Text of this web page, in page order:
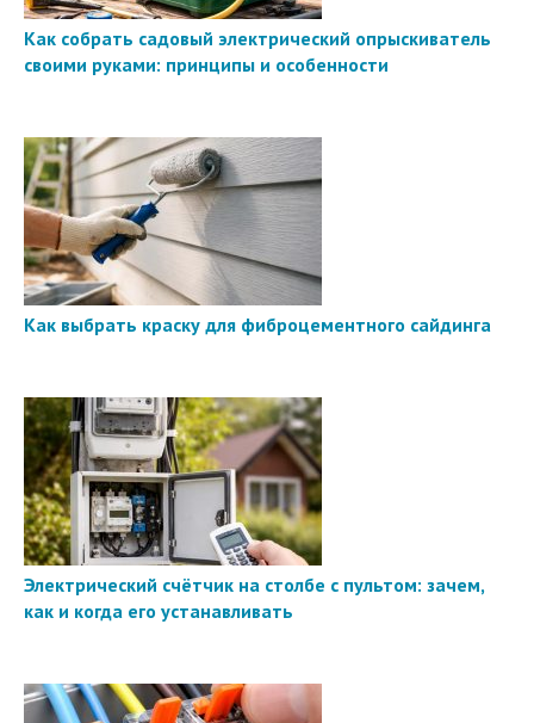
Как собрать садовый электрический опрыскиватель
своими руками: принципы и особенности
Как выбрать краску для фиброцементного сайдинга
Электрический счётчик на столбе с пультом: зачем,
как и когда его устанавливать